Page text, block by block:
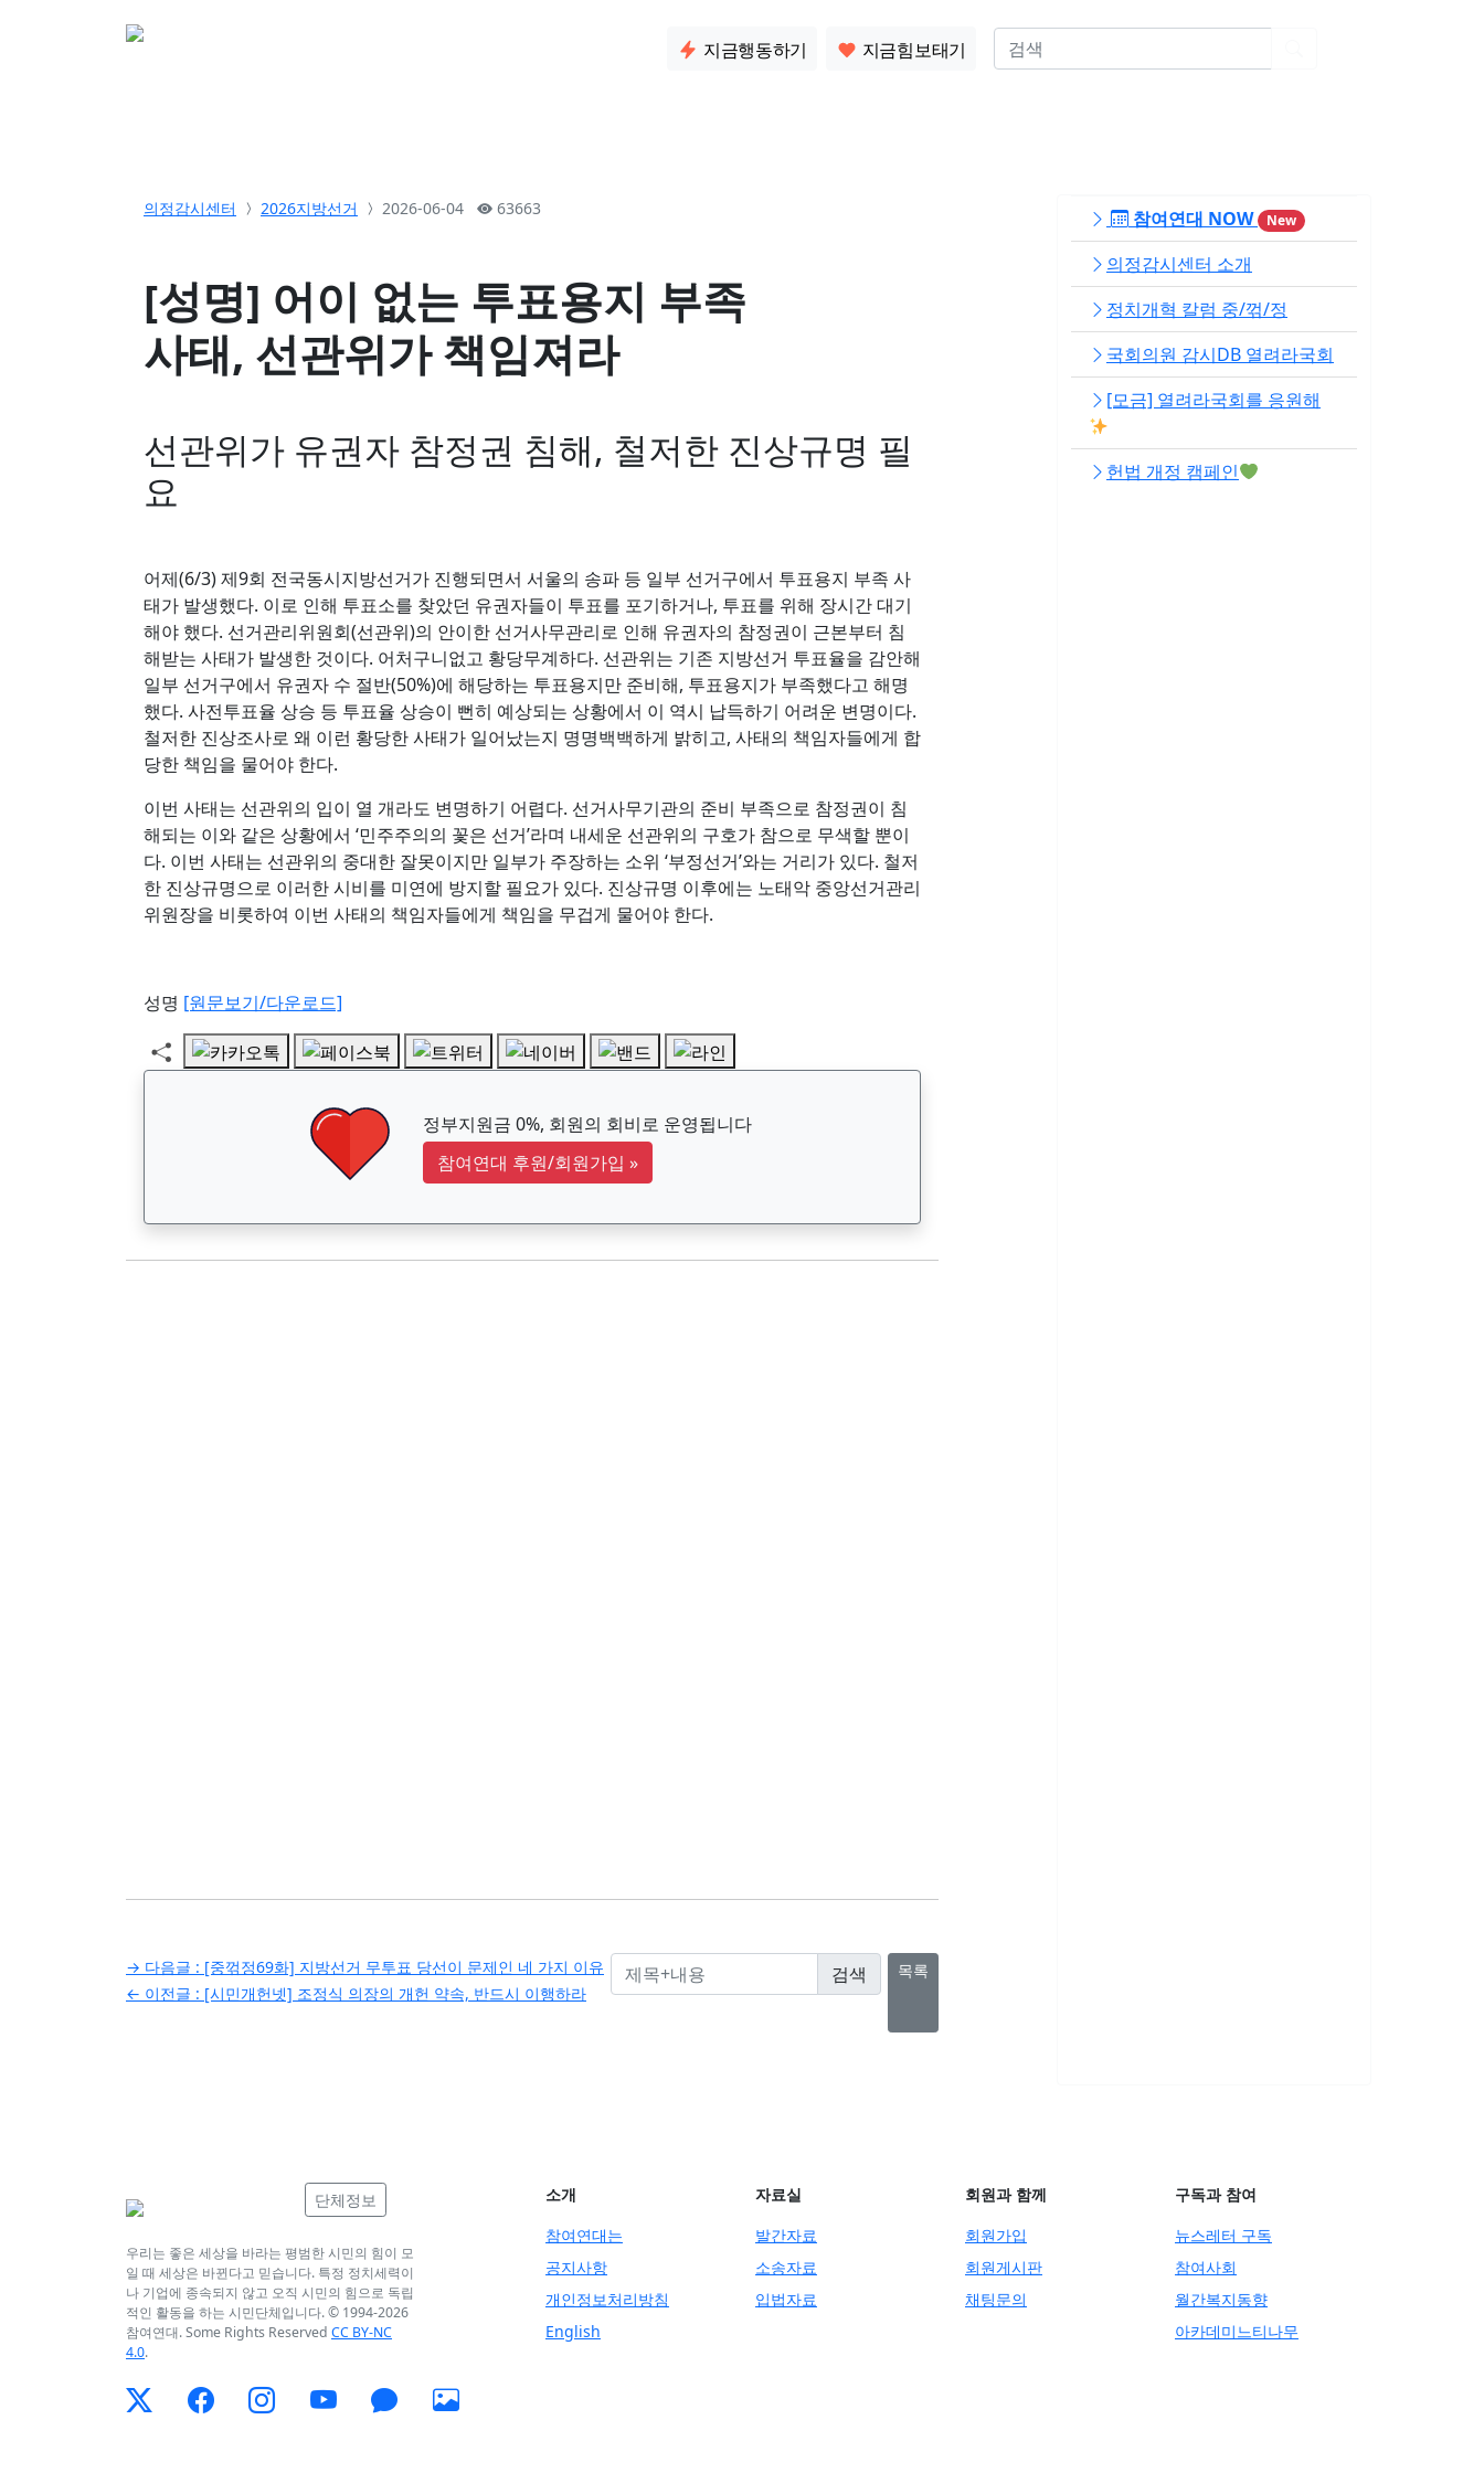
지금행동하기 지금힘보태기
의정감시센터 2026지방선거 2026-06-04 63663
[성명] 어이 없는 투표용지 부족
사태, 선관위가 책임져라
선관위가 유권자 참정권 침해, 철저한 진상규명 필
요
어제(6/3) 제9회 전국동시지방선거가 진행되면서 서울의 송파 등 일부 선거구에서 투표용지 부족 사
태가 발생했다. 이로 인해 투표소를 찾았던 유권자들이 투표를 포기하거나, 투표를 위해 장시간 대기
해야 했다. 선거관리위원회(선관위)의 안이한 선거사무관리로 인해 유권자의 참정권이 근본부터 침
해받는 사태가 발생한 것이다. 어처구니없고 황당무계하다. 선관위는 기존 지방선거 투표율을 감안해
일부 선거구에서 유권자 수 절반(50%)에 해당하는 투표용지만 준비해, 투표용지가 부족했다고 해명
했다. 사전투표율 상승 등 투표율 상승이 뻔히 예상되는 상황에서 이 역시 납득하기 어려운 변명이다.
철저한 진상조사로 왜 이런 황당한 사태가 일어났는지 명명백백하게 밝히고, 사태의 책임자들에게 합
당한 책임을 물어야 한다.
이번 사태는 선관위의 입이 열 개라도 변명하기 어렵다. 선거사무기관의 준비 부족으로 참정권이 침
해되는 이와 같은 상황에서 ‘민주주의의 꽃은 선거’라며 내세운 선관위의 구호가 참으로 무색할 뿐이
다. 이번 사태는 선관위의 중대한 잘못이지만 일부가 주장하는 소위 ‘부정선거’와는 거리가 있다. 철저
한 진상규명으로 이러한 시비를 미연에 방지할 필요가 있다. 진상규명 이후에는 노태악 중앙선거관리
위원장을 비롯하여 이번 사태의 책임자들에게 책임을 무겁게 물어야 한다.
성명 [원문보기/다운로드]
정부지원금 0%, 회원의 회비로 운영됩니다
참여연대 후원/회원가입 »
글
탐
→ 다음글 : [중꺾정69화] 지방선거 무투표 당선이 문제인 네 가지 이유
← 이전글 : [시민개헌넷] 조정식 의장의 개헌 약속, 반드시 이행하라
목록
참여연대 NOW New
의정감시센터 소개
정치개혁 칼럼 중/꺾/정
국회의원 감시DB 열려라국회
[모금] 열려라국회를 응원해
헌법 개정 캠페인
단체정보
우리는 좋은 세상을 바라는 평범한 시민의 힘이 모
일 때 세상은 바뀐다고 믿습니다. 특정 정치세력이
나 기업에 종속되지 않고 오직 시민의 힘으로 독립
적인 활동을 하는 시민단체입니다. © 1994-2026
참여연대. Some Rights Reserved CC BY-NC
4.0.
소개
참여연대는
공지사항
개인정보처리방침
English
자료실
발간자료
소송자료
입법자료
회원과 함께
회원가입
회원게시판
채팅문의
구독과 참여
뉴스레터 구독
참여사회
월간복지동향
아카데미느티나무